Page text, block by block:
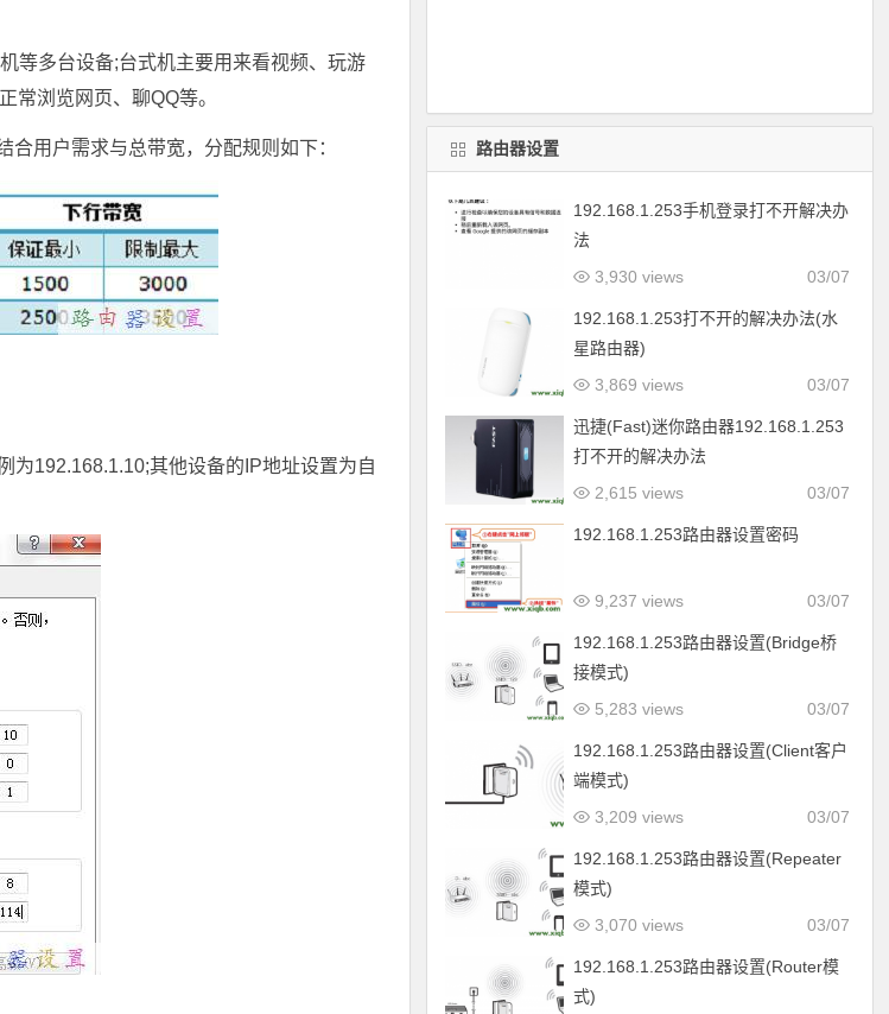
等多台设备;台式机主要用来看视频、玩游
常浏览网页、聊QQ等。
用户需求与总带宽，分配规则如下：
为192.168.1.10;其他设备的IP地址设置为自
路由器设置
192.168.1.253手机登录打不开解决办
法
03/07
3,930 views
192.168.1.253打不开的解决办法(水
星路由器)
03/07
3,869 views
迅捷(Fast)迷你路由器192.168.1.253
打不开的解决办法
03/07
2,615 views
192.168.1.253路由器设置密码
03/07
9,237 views
192.168.1.253路由器设置(Bridge桥
接模式)
03/07
5,283 views
192.168.1.253路由器设置(Client客户
端模式)
03/07
3,209 views
192.168.1.253路由器设置(Repeater
模式)
03/07
3,070 views
192.168.1.253路由器设置(Router模
式)